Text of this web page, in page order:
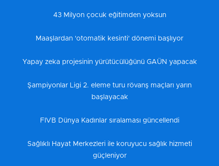
43 Milyon çocuk eğitimden yoksun
Maaşlardan 'otomatik kesinti' dönemi başlıyor
Yapay zeka projesinin yürütücülüğünü GAÜN yapacak
Şampiyonlar Ligi 2. eleme turu rövanş maçları yarın
başlayacak
FIVB Dünya Kadınlar sıralaması güncellendi
Sağlıklı Hayat Merkezleri ile koruyucu sağlık hizmeti
güçleniyor